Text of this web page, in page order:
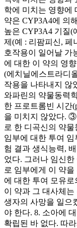
학에 미치는 영향에
약은 CYP3A4에 의
높은 CYP3A4 기질(
제(예 : 리팜피신, 페
호작용이 일어날 가
에 대한 이 약의 영
(에치닐에스트라디
작용을 나타내지 않
와파린의 약물동력
한 프로트롬빈 시간
을 미치지 않았다.
로 한 디곡신의 약
임부에 대한 투여
험 결과 생식능력,
었다. 그러나 임신
로 임부에게 이 약
에 대한 투여 모유
이 약과 그 대사체
생자의 사망을 일으
야 한다. 8. 소아에
확립된 바 없다. 따